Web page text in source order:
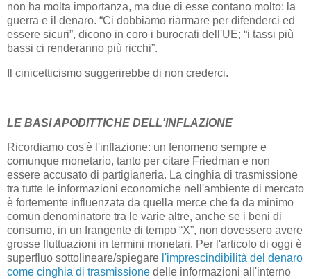
non ha molta importanza, ma due di esse contano molto: la
guerra e il denaro. “Ci dobbiamo riarmare per difenderci ed
essere sicuri”, dicono in coro i burocrati dell'UE; “i tassi più
bassi ci renderanno più ricchi”.
Il cinicetticismo suggerirebbe di non crederci.
LE BASI APODITTICHE DELL'INFLAZIONE
Ricordiamo cos'è l'inflazione: un fenomeno sempre e
comunque monetario, tanto per citare Friedman e non
essere accusato di partigianeria. La cinghia di trasmissione
tra tutte le informazioni economiche nell'ambiente di mercato
è fortemente influenzata da quella merce che fa da minimo
comun denominatore tra le varie altre, anche se i beni di
consumo, in un frangente di tempo “X”, non dovessero avere
grosse fluttuazioni in termini monetari. Per l'articolo di oggi è
superfluo sottolineare/spiegare l'imprescindibilità del denaro
come cinghia di trasmissione delle informazioni all'interno